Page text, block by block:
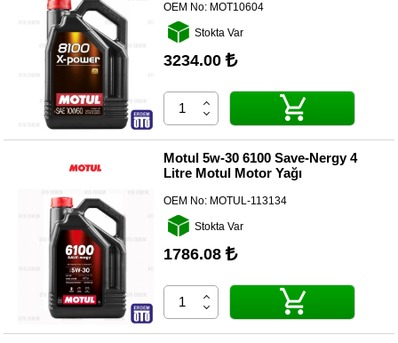
TOFAŞ
Yedek
OEM No: MOT10604
Stokta Var
3234.00
Motul 5w-30 6100 Save-Nergy 4
Litre Motul Motor Yağı
OEM No: MOTUL-113134
Stokta Var
1786.08